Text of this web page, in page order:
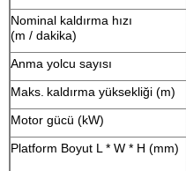
Nominal kaldırma hızı
(m / dakika)
Anma yolcu sayısı
Maks. kaldırma yüksekliği (m)
Motor gücü (kW)
Platform Boyut L * W * H (mm)